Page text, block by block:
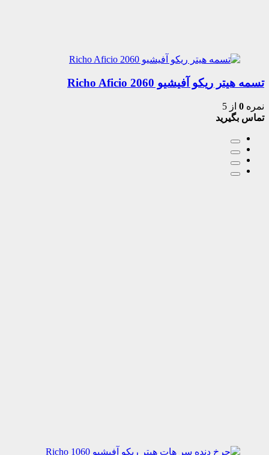
تسمه هیتر ریکو آفیشیو 2060 Richo Aficio
نمره 0 از 5
تماس بگیرید